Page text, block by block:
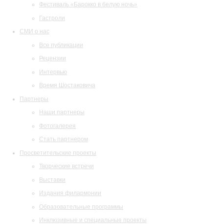
Фестиваль «Барокко в белую ночь»
Гастроли
СМИ о нас
Все публикации
Рецензии
Интервью
Время Шостаковича
Партнеры
Наши партнеры
Фотогалерея
Стать партнером
Просветительские проекты
Творческие встречи
Выставки
Издания филармонии
Образовательные программы
Инклюзивные и специальные проекты